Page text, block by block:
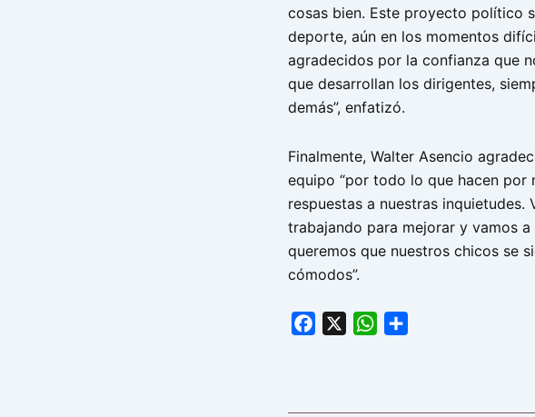
cosas bien. Este proyecto político
deporte, aún en los momentos
agradecidos por la confianza que
que desarrollan los dirigentes,
demás”, enfatizó.
Finalmente, Walter Asencio
equipo “por todo lo que hacen por
respuestas a nuestras inquietudes.
trabajando para mejorar y vamos
queremos que nuestros chicos se
cómodos”.
Facebook WhatsApp